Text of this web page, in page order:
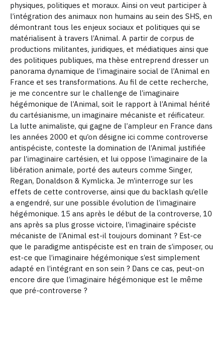
physiques, politiques et moraux. Ainsi on veut participer à
l’intégration des animaux non humains au sein des SHS, en
démontrant tous les enjeux sociaux et politiques qui se
matérialisent à travers l’Animal. A partir de corpus de
productions militantes, juridiques, et médiatiques ainsi que
des politiques publiques, ma thèse entreprend dresser un
panorama dynamique de l’imaginaire social de l’Animal en
France et ses transformations. Au fil de cette recherche,
je me concentre sur le challenge de l’imaginaire
hégémonique de l’Animal, soit le rapport à l’Animal hérité
du cartésianisme, un imaginaire mécaniste et réificateur.
La lutte animaliste, qui gagne de l’ampleur en France dans
les années 2000 et qu’on désigne ici comme controverse
antispéciste, conteste la domination de l’Animal justifiée
par l’imaginaire cartésien, et lui oppose l’imaginaire de la
libération animale, porté des auteurs comme Singer,
Regan, Donaldson & Kymlicka. Je m’interroge sur les
effets de cette controverse, ainsi que du backlash qu’elle
a engendré, sur une possible évolution de l’imaginaire
hégémonique. 15 ans après le début de la controverse, 10
ans après sa plus grosse victoire, l’imaginaire spéciste
mécaniste de l’Animal est-il toujours dominant ? Est-ce
que le paradigme antispéciste est en train de s’imposer, ou
est-ce que l’imaginaire hégémonique s’est simplement
adapté en l’intégrant en son sein ? Dans ce cas, peut-on
encore dire que l’imaginaire hégémonique est le même
que pré-controverse ?